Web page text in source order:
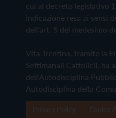
cui al decreto legislativo
Indicazione resa ai sensi
dell'art. 5 del medesimo
Vita Trentina, tramite la
Settimanali Cattolici), ha
dell'Autodisciplina
Autodisciplina della